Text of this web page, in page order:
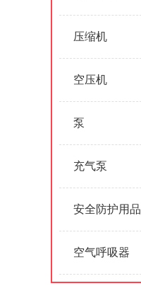
压缩机
空压机
泵
充气泵
安全防护用品
空气呼吸器